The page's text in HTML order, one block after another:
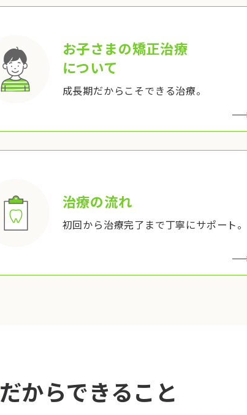
お子さまの矯正治療
について
成長期だからこそできる治療。
治療の流れ
初回から治療完了まで丁寧にサポート。
だからできること